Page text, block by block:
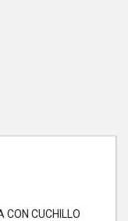
CON CUCHILLO